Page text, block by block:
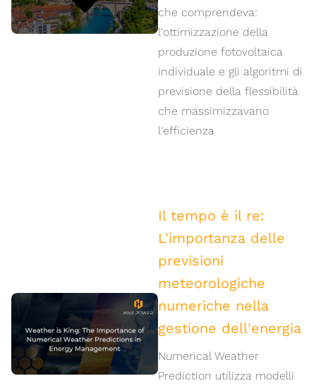
che comprendeva:
l'ottimizzazione della
produzione fotovoltaica
individuale e gli algoritmi di
previsione della flessibilità
che massimizzavano
l'efficienza
Il tempo è il re:
L'importanza delle
previsioni
meteorologiche
numeriche nella
gestione dell'energia
Numerical Weather
Prediction utilizza modelli